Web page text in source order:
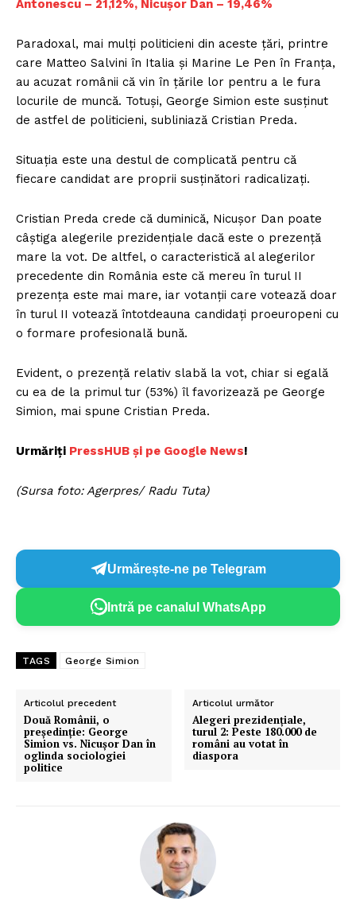
Antonescu – 21,12%, Nicușor Dan – 19,46%
Paradoxal, mai mulți politicieni din aceste țări, printre
care Matteo Salvini în Italia și Marine Le Pen în Franța,
au acuzat românii că vin în țările lor pentru a le fura
locurile de muncă. Totuși, George Simion este susținut
de astfel de politicieni, subliniază Cristian Preda.
Situația este una destul de complicată pentru că
fiecare candidat are proprii susținători radicalizați.
Cristian Preda crede că duminică, Nicușor Dan poate
câștiga alegerile prezidențiale dacă este o prezență
mare la vot. De altfel, o caracteristică al alegerilor
precedente din România este că mereu în turul II
prezența este mai mare, iar votanții care votează doar
în turul II votează întotdeauna candidați proeuropeni cu
o formare profesională bună.
Evident, o prezență relativ slabă la vot, chiar si egală
cu ea de la primul tur (53%) îl favorizează pe George
Simion, mai spune Cristian Preda.
Urmăriți PressHUB și pe Google News!
(Sursa foto: Agerpres/ Radu Tuta)
Urmărește-ne pe Telegram
Intră pe canalul WhatsApp
TAGS George Simion
Articolul precedent
Două Românii, o
președinție: George
Simion vs. Nicușor Dan în
oglinda sociologiei
politice
Articolul următor
Alegeri prezidențiale,
turul 2: Peste 180.000 de
români au votat în
diaspora